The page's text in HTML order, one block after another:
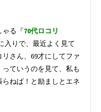
ゃる『70代ロコリ
入りで、最近よく見て
さん、69才にしてファ
ていうのを見て、私も
ねば！と励ましとエネ